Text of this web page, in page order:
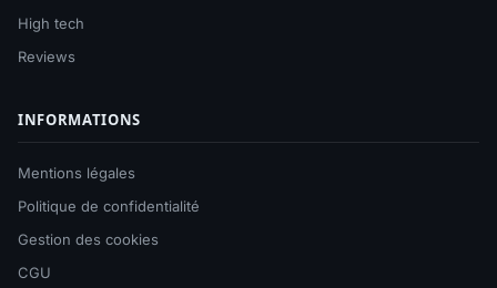
High tech
Reviews
INFORMATIONS
Mentions légales
Politique de confidentialité
Gestion des cookies
CGU